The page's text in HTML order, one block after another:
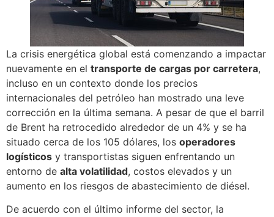
La crisis energética global está comenzando a impactar
nuevamente en el transporte de cargas por carretera,
incluso en un contexto donde los precios
internacionales del petróleo han mostrado una leve
corrección en la última semana. A pesar de que el barril
de Brent ha retrocedido alrededor de un 4% y se ha
situado cerca de los 105 dólares, los operadores
logísticos y transportistas siguen enfrentando un
entorno de alta volatilidad, costos elevados y un
aumento en los riesgos de abastecimiento de diésel.
De acuerdo con el último informe del sector, la